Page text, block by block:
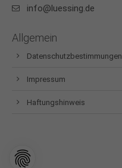
info@luessing.de
Allgemein
Datenschutzbestimmungen
Impressum
Haftungshinweis